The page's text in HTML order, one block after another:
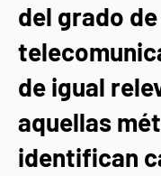
del grado
de igual
aquellas
identifican